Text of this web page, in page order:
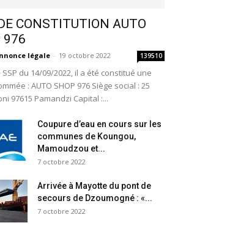
CONSTITUTION AUTO
976
légale - 19 octobre 2022 139510
SSP du 14/09/2022, il a été constitué une
: AUTO SHOP 976 Siège social : 25
97615 Pamandzi Capital :...
Coupure d’eau en cours sur les
communes de Koungou,
Mamoudzou et...
7 octobre 2022
Arrivée à Mayotte du pont de
secours de Dzoumogné : «...
7 octobre 2022